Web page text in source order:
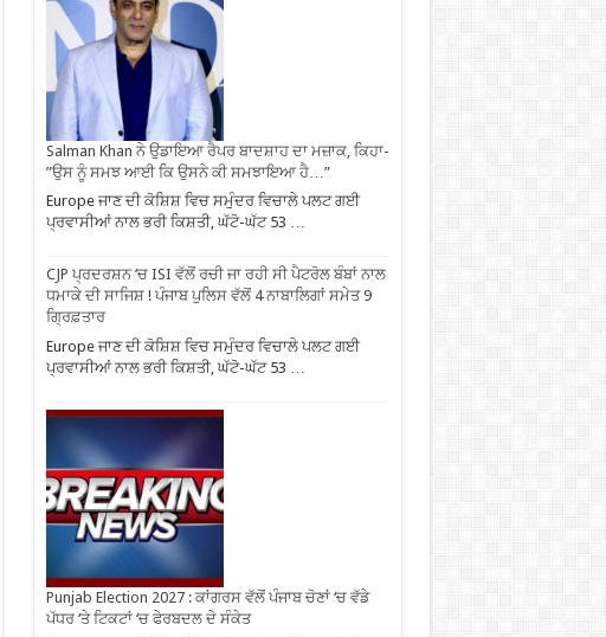
Salman Khan ਨੇ ਉਡਾਇਆ ਰੈਪਰ ਬਾਦਸ਼ਾਹ ਦਾ ਮਜ਼ਾਕ, ਕਿਹਾ-
”ਉਸ ਨੂੰ ਸਮਝ ਆਈ ਕਿ ਉਸਨੇ ਕੀ ਸਮਝਾਇਆ ਹੈ…”
Europe ਜਾਣ ਦੀ ਕੋਸ਼ਿਸ਼ ਵਿਚ ਸਮੁੰਦਰ ਵਿਚਾਲੇ ਪਲਟ ਗਈ
ਪ੍ਰਵਾਸੀਆਂ ਨਾਲ ਭਰੀ ਕਿਸ਼ਤੀ, ਘੱਟੋ-ਘੱਟ 53 …
CJP ਪ੍ਰਦਰਸ਼ਨ ‘ਚ ISI ਵੱਲੋਂ ਰਚੀ ਜਾ ਰਹੀ ਸੀ ਪੈਟਰੋਲ ਬੰਬਾਂ ਨਾਲ
ਧਮਾਕੇ ਦੀ ਸਾਜਿਸ਼ ! ਪੰਜਾਬ ਪੁਲਿਸ ਵੱਲੋਂ 4 ਨਾਬਾਲਿਗਾਂ ਸਮੇਤ 9
ਗ੍ਰਿਫ਼ਤਾਰ
Europe ਜਾਣ ਦੀ ਕੋਸ਼ਿਸ਼ ਵਿਚ ਸਮੁੰਦਰ ਵਿਚਾਲੇ ਪਲਟ ਗਈ
ਪ੍ਰਵਾਸੀਆਂ ਨਾਲ ਭਰੀ ਕਿਸ਼ਤੀ, ਘੱਟੋ-ਘੱਟ 53 …
Punjab Election 2027 : ਕਾਂਗਰਸ ਵੱਲੋਂ ਪੰਜਾਬ ਚੋਣਾਂ ‘ਚ ਵੱਡੇ
ਪੱਧਰ ‘ਤੇ ਟਿਕਟਾਂ ‘ਚ ਫੇਰਬਦਲ ਦੇ ਸੰਕੇਤ